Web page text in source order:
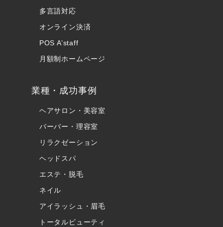
多言語対応
オンライン決済
POS A’staff
月額制ホームページ
業種・成功事例
ヘアサロン・美容室
バーバー・理容室
リラクゼーション
ヘッドスパ
エステ・脱毛
ネイル
アイラッシュ・眉毛
トータルビューティ